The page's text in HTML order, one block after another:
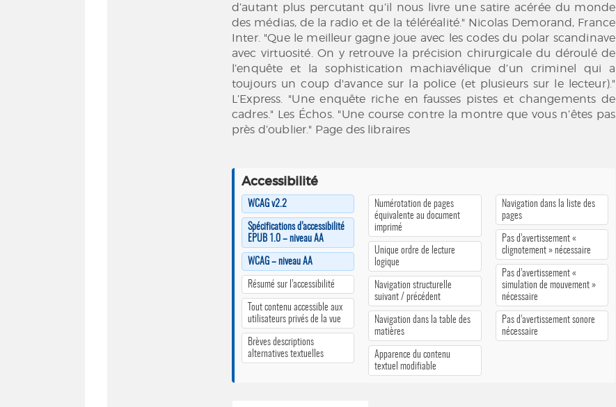
d’autant plus percutant qu’il nous livre une satire acérée du monde
des médias, de la radio et de la téléréalité." Nicolas Demorand, France
Inter. "Que le meilleur gagne joue avec les codes du polar scandinave
avec virtuosité. On y retrouve la précision chirurgicale du déroulé de
l’enquête et la sophistication machiavélique d’un criminel qui a
toujours un coup d'avance sur la police (et plusieurs sur le lecteur)."
L’Express. "Une enquête riche en fausses pistes et changements de
cadres." Les Échos. "Une course contre la montre que vous n’êtes pas
près d’oublier." Page des libraires
Accessibilité
WCAG v2.2
Spécifications d’accessibilité
EPUB 1.0 – niveau AA
WCAG – niveau AA
Résumé sur l’accessibilité
Tout contenu accessible aux
utilisateurs privés de la vue
Brèves descriptions
alternatives textuelles
Numérotation de pages
équivalente au document
imprimé
Unique ordre de lecture
logique
Navigation structurelle
suivant / précédent
Navigation dans la table des
matières
Apparence du contenu
textuel modifiable
Navigation dans la liste des
pages
Pas d’avertissement «
clignotement » nécessaire
Pas d’avertissement «
simulation de mouvement »
nécessaire
Pas d’avertissement sonore
nécessaire